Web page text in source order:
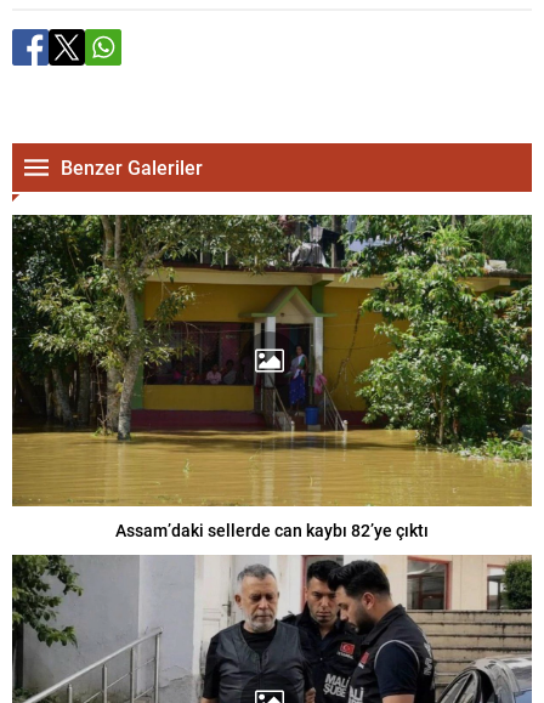
Benzer Galeriler
Assam’daki sellerde can kaybı 82’ye çıktı